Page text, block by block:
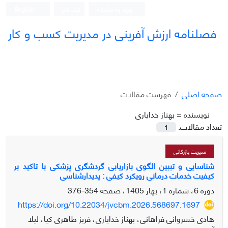
فصلنامه ارزش آفرینی در مدیریت کسب و کار
صفحه اصلی
فهرست مقالات
نویسنده =بهناز خدایاری
تعداد مقالات:
1
مدیریت بازرگانی
شناسایی و تببین الگوی بازاریابی گردشگری پزشکی با تاکید بر
کیفیت خدمات درمانی رویکرد کیفی : پدیدارشناسی
دوره 6، شماره 1، بهار 1405، صفحه
354-376
https://doi.org/10.22034/jvcbm.2026.568697.1697
هادی خسروانی فراهانی، بهناز خدایاری، فریز طاهری کیا، لیلا